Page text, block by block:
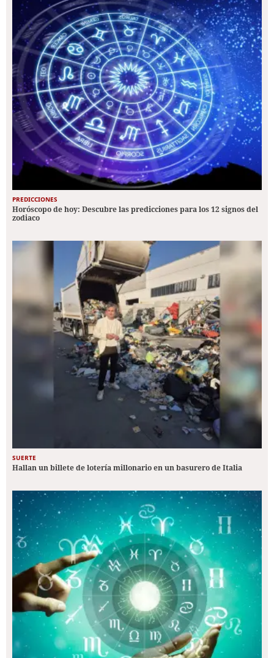
PREDICCIONES
Horóscopo de hoy: Descubre las predicciones para los 12 signos del
zodiaco
SUERTE
Hallan un billete de lotería millonario en un basurero de Italia